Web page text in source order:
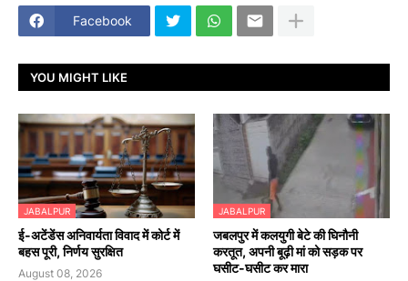
Facebook
YOU MIGHT LIKE
JABALPUR
​ई-अटेंडेंस अनिवार्यता विवाद में कोर्ट में
बहस पूरी, निर्णय सुरक्षित
August 08, 2026
JABALPUR
जबलपुर में कलयुगी बेटे की घिनौनी
करतूत, अपनी बूढ़ी मां को सड़क पर
घसीट-घसीट कर मारा